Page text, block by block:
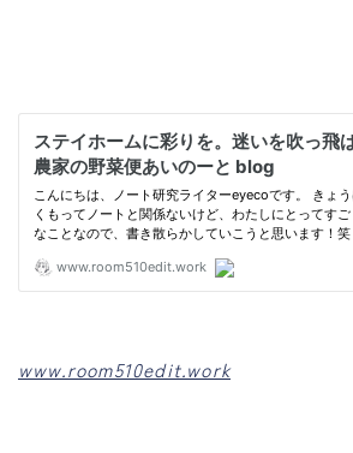
www.room510edit.work